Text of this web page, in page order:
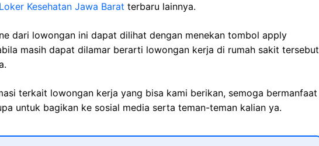
Loker Kesehatan Jawa Barat terbaru lainnya.
dari lowongan ini dapat dilihat dengan menekan tombol apply
masih dapat dilamar berarti lowongan kerja di rumah sakit tersebut
terkait lowongan kerja yang bisa kami berikan, semoga bermanfaat
untuk bagikan ke sosial media serta teman-teman kalian ya.